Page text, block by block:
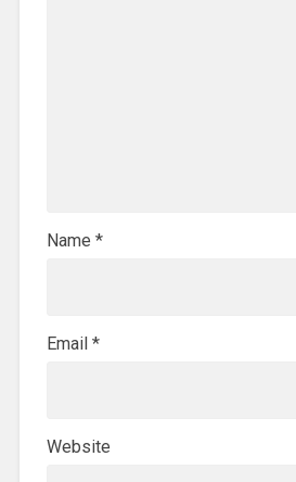
Name *
Email *
Website